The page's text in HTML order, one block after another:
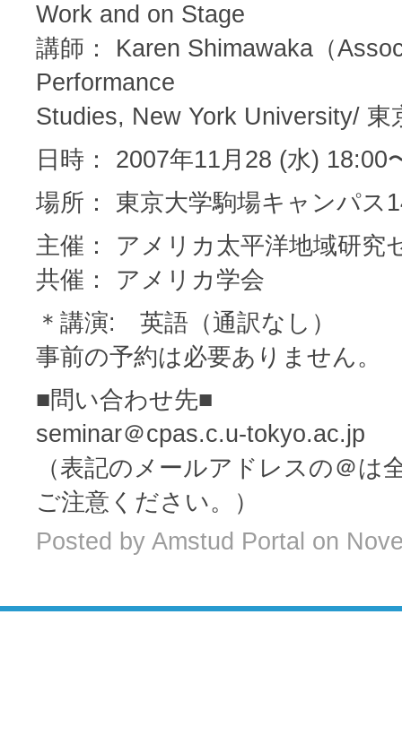
Work and on Stage
講師： Karen Shimawaka（
Performance
Studies, New York University/
日時： 2007年11月28 (水) 18:00
場所： 東京大学駒場キャンパ
主催： アメリカ太平洋地域研究
共催： アメリカ学会
＊講演: 英語（通訳なし）
事前の予約は必要ありません。
■問い合わせ先■
seminar＠cpas.c.u-tokyo.ac.jp
（表記のメールアドレスの＠
ご注意ください。）
Posted by Amstud Portal on